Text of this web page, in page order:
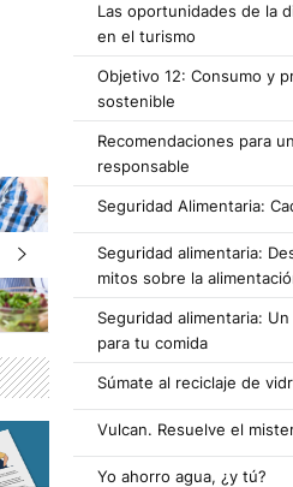
Las oportunidades de la
en el turismo
Objetivo 12: Consumo y
sostenible
Recomendaciones para
responsable
Seguridad Alimentaria:
Seguridad alimentaria:
mitos sobre la
Seguridad alimentaria:
para tu comida
Súmate al reciclaje de
Vulcan. Resuelve el
Yo ahorro agua, ¿y tú?